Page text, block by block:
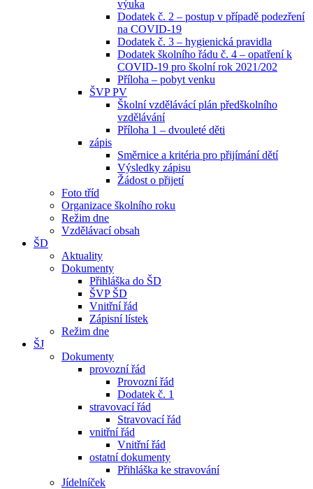
výuka
Dodatek č. 2 – postup v případě podezření
na COVID-19
Dodatek č. 3 – hygienická pravidla
Dodatek školního řádu č. 4 – opatření k
COVID-19 pro školní rok 2021/202
Příloha – pobyt venku
ŠVP PV
Školní vzdělávácí plán předškolního
vzdělávání
Příloha 1 – dvouleté děti
zápis
Směrnice a kritéria pro přijímání dětí
Výsledky zápisu
Žádost o přijetí
Foto tříd
Organizace školního roku
Režim dne
Vzdělávací obsah
ŠD
Aktuality
Dokumenty
Přihláška do ŠD
ŠVP ŠD
Vnitřní řád
Zápisní lístek
Režim dne
ŠJ
Dokumenty
provozní řád
Provozní řád
Dodatek č. 1
stravovací řád
Stravovací řád
vnitřní řád
Vnitřní řád
ostatní dokumenty
Přihláška ke stravování
Jídelníček